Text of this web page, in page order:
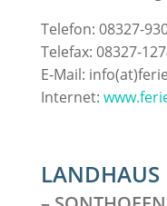
Telefon: 08327-
Telefax: 08327-
E-Mail:
Internet: